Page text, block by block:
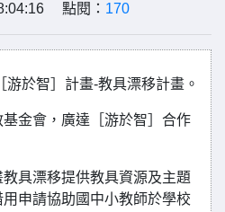
點閱： 170
於智］計畫-教具漂移計畫。
金會，廣達［游於智］合作
具漂移提供教具資源及主題
申請協助國中小教師於學校